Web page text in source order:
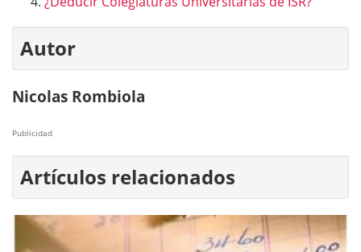
Autor
Nicolas Rombiola
Publicidad
Artículos relacionados